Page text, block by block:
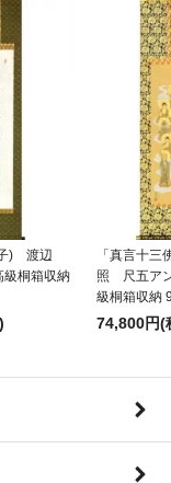
子) 渡辺
桐箱収納
「真言十
照 尺五ア
級桐箱収納
74,800円(